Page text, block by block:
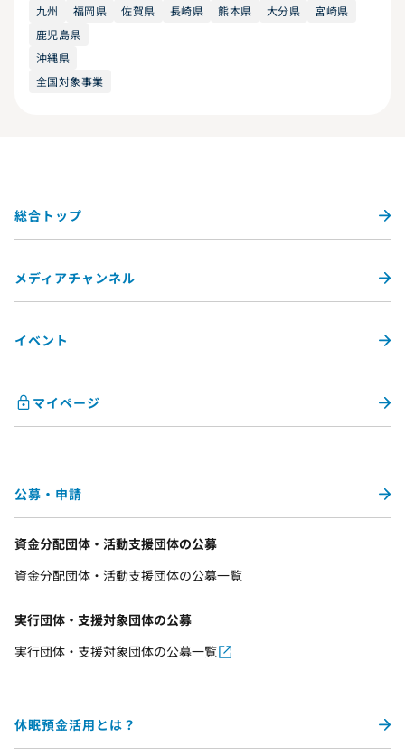
九州
福岡県 佐賀県 長崎県 熊本県 大分県
宮崎県
鹿児島県
沖縄県
全国対象事業
総合トップ
メディアチャンネル
イベント
マイページ
公募・申請
資金分配団体・活動支援団体の公募
資金分配団体・活動支援団体の公募一覧
実行団体・支援対象団体の公募
実行団体・支援対象団体の公募一覧
休眠預金活用とは？